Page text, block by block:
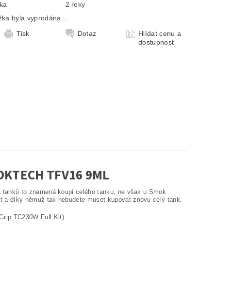
2 roky
byla vyprodána...
Tisk
Dotaz
Hlídat cenu a
dostupnost
TFV16 9ML
to znamená koupi celého tanku, ne však u Smok
díky němuž tak nebudete muset kupovat znovu celý tank.
TC230W Full Kit)